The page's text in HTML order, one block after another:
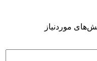
موردنیاز